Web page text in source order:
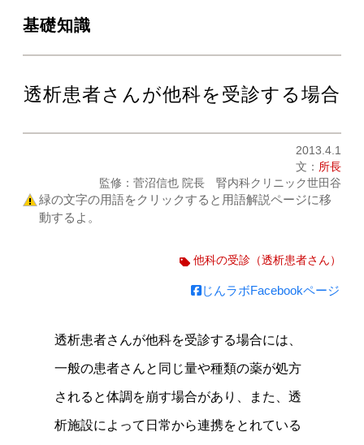
基礎知識
透析患者さんが他科を受診する場合
2013.4.1
文： 所長
監修：菅沼信也 院長 腎内科クリニック世田谷
緑の文字の用語をクリックすると用語解説ページに移
動するよ。
他科の受診（透析患者さん）
じんラボFacebookページ
透析患者さんが他科を受診する場合には、
一般の患者さんと同じ量や種類の薬が処方
されると体調を崩す場合があり、また、透
析施設によって日常から連携をとれている